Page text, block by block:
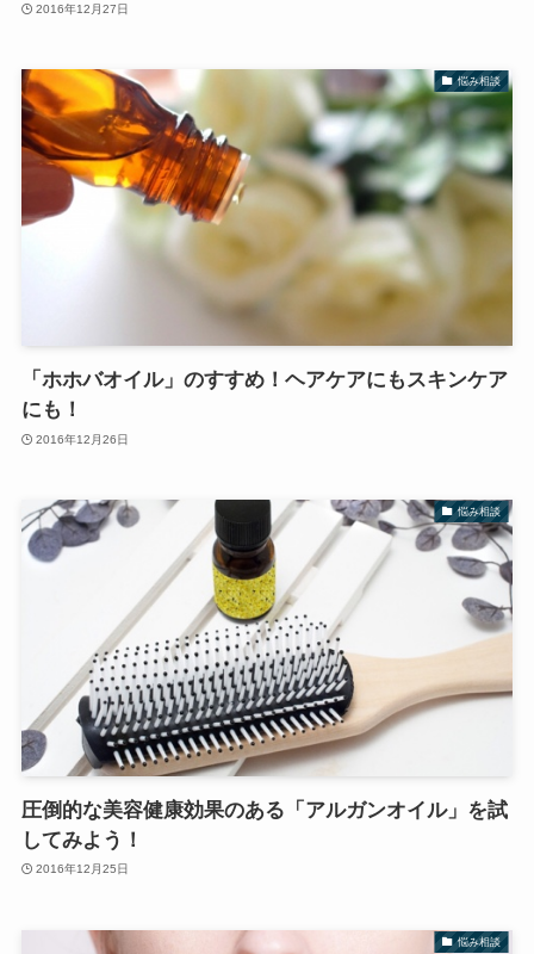
2016年12月27日
悩み相談
「ホホバオイル」のすすめ！ヘアケアにもスキンケア
にも！
2016年12月26日
悩み相談
圧倒的な美容健康効果のある「アルガンオイル」を試
してみよう！
2016年12月25日
悩み相談